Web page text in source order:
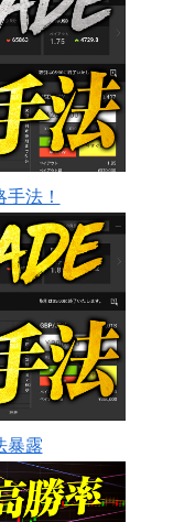
法！
暴露